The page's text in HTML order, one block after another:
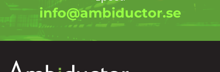
info@ambiductor.se